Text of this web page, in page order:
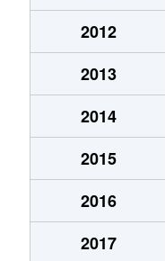
真栄１条
真栄１条
真栄１条
真栄５条
平岡１条
平岡１条
2012
2013
2014
2015
2016
2017